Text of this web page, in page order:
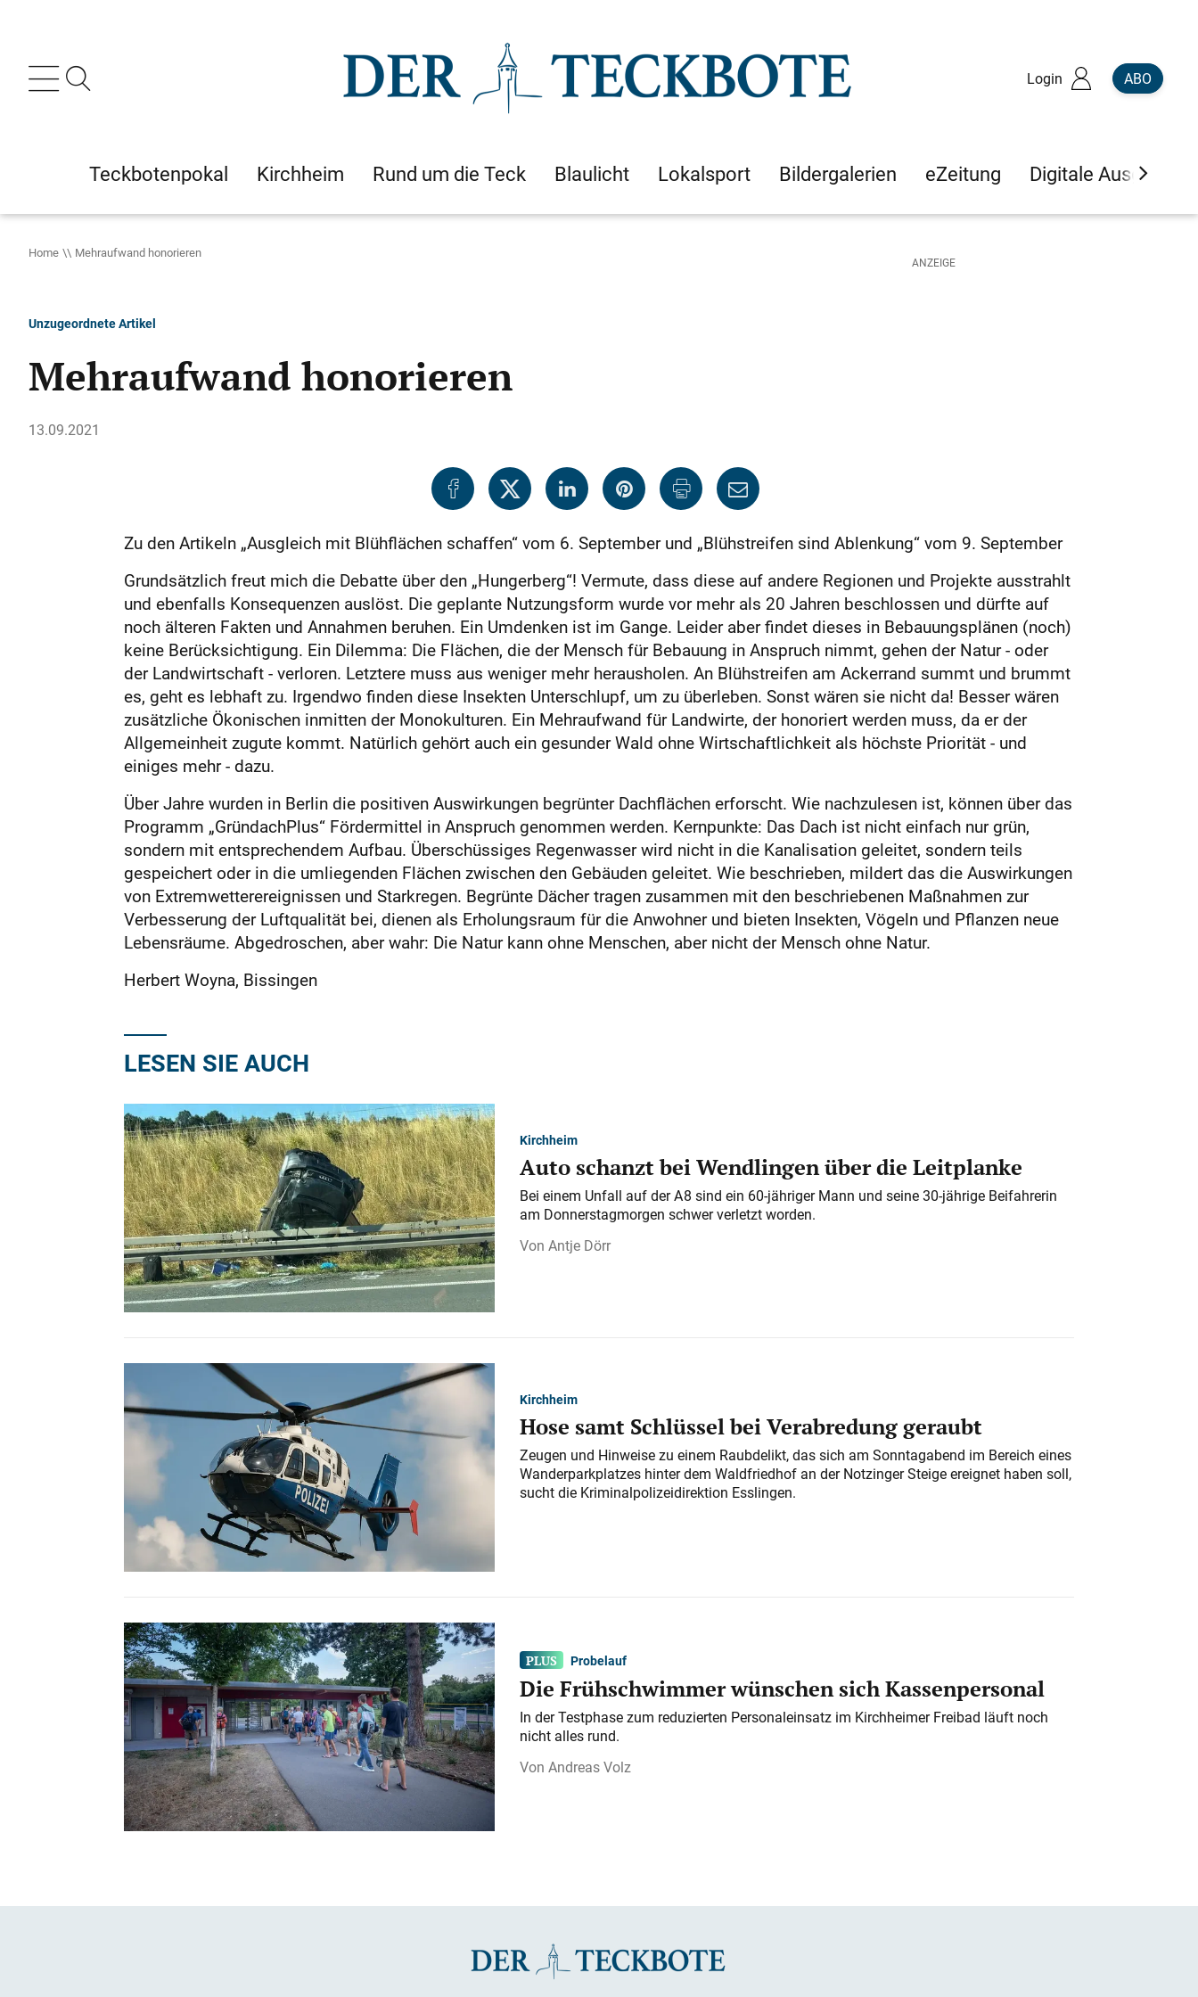
Login ABO
Teckbotenpokal Kirchheim Rund um die Teck Blaulicht Lokalsport Bildergalerien eZeitung Digitale Ausgaben
Home Mehraufwand honorieren
Unzugeordnete Artikel
Mehraufwand honorieren
13.09.2021
Zu den Artikeln „Ausgleich mit Blühflächen schaffen“ vom 6. September und „Blühstreifen sind Ablenkung“ vom 9. September
Grundsätzlich freut mich die Debatte über den „Hungerberg“! Vermute, dass diese auf andere Regionen und Projekte ausstrahlt
und ebenfalls Konsequenzen auslöst. Die geplante Nutzungsform wurde vor mehr als 20 Jahren beschlossen und dürfte auf
noch älteren Fakten und Annahmen beruhen. Ein Umdenken ist im Gange. Leider aber findet dieses in Bebauungsplänen (noch)
keine Berücksichtigung. Ein Dilemma: Die Flächen, die der Mensch für Bebauung in Anspruch nimmt, gehen der Natur - oder
der Landwirtschaft - verloren. Letztere muss aus weniger mehr herausholen. An Blühstreifen am Ackerrand summt und brummt
es, geht es lebhaft zu. Irgendwo finden diese Insekten Unterschlupf, um zu überleben. Sonst wären sie nicht da! Besser wären
zusätzliche Ökonischen inmitten der Monokulturen. Ein Mehraufwand für Landwirte, der honoriert werden muss, da er der
Allgemeinheit zugute kommt. Natürlich gehört auch ein gesunder Wald ohne Wirtschaftlichkeit als höchste Priorität - und
einiges mehr - dazu.
Über Jahre wurden in Berlin die positiven Auswirkungen begrünter Dachflächen erforscht. Wie nachzulesen ist, können über das
Programm „GründachPlus“ Fördermittel in Anspruch genommen werden. Kernpunkte: Das Dach ist nicht einfach nur grün,
sondern mit entsprechendem Aufbau. Überschüssiges Regenwasser wird nicht in die Kanalisation geleitet, sondern teils
gespeichert oder in die umliegenden Flächen zwischen den Gebäuden geleitet. Wie beschrieben, mildert das die Auswirkungen
von Extremwetter­ereignissen und Starkregen. Begrünte Dächer tragen zusammen mit den beschriebenen Maßnahmen zur
Verbesserung der Luftqualität bei, dienen als Erholungsraum für die Anwohner und bieten Insekten, Vögeln und Pflanzen neue
Lebensräume. Abgedroschen, aber wahr: Die Natur kann ohne Menschen, aber nicht der Mensch ohne Natur.
Herbert Woyna, Bissingen
LESEN SIE AUCH
Kirchheim
Auto schanzt bei Wendlingen über die Leitplanke
Bei einem Unfall auf der A 8 sind ein 60-jähriger Mann und seine 30-jährige Beifahrerin
am Donnerstagmorgen schwer verletzt worden.
Antje Dörr
Kirchheim
Hose samt Schlüssel bei Verabredung geraubt
Zeugen und Hinweise zu einem Raubdelikt, das sich am Sonntagabend im Bereich eines
Wanderparkplatzes hinter dem Waldfriedhof an der Notzinger Steige ereignet haben soll,
sucht die Kriminalpolizeidirektion Esslingen.
Probelauf
Die Frühschwimmer wünschen sich Kassenpersonal
In der Testphase zum reduzierten Personaleinsatz im Kirchheimer Freibad läuft noch
nicht alles rund.
Andreas Volz